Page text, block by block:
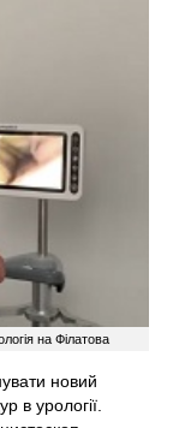
на Філатова
новий
в урології.